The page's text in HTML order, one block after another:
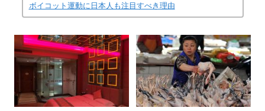
ボイコット運動に日本人も注目すべき理由